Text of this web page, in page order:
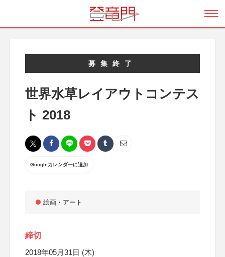
募集終了
世界水草レイアウトコンテス
ト 2018
Googleカレンダーに追加
絵画・アート
締切
2018年05月31日 (木)